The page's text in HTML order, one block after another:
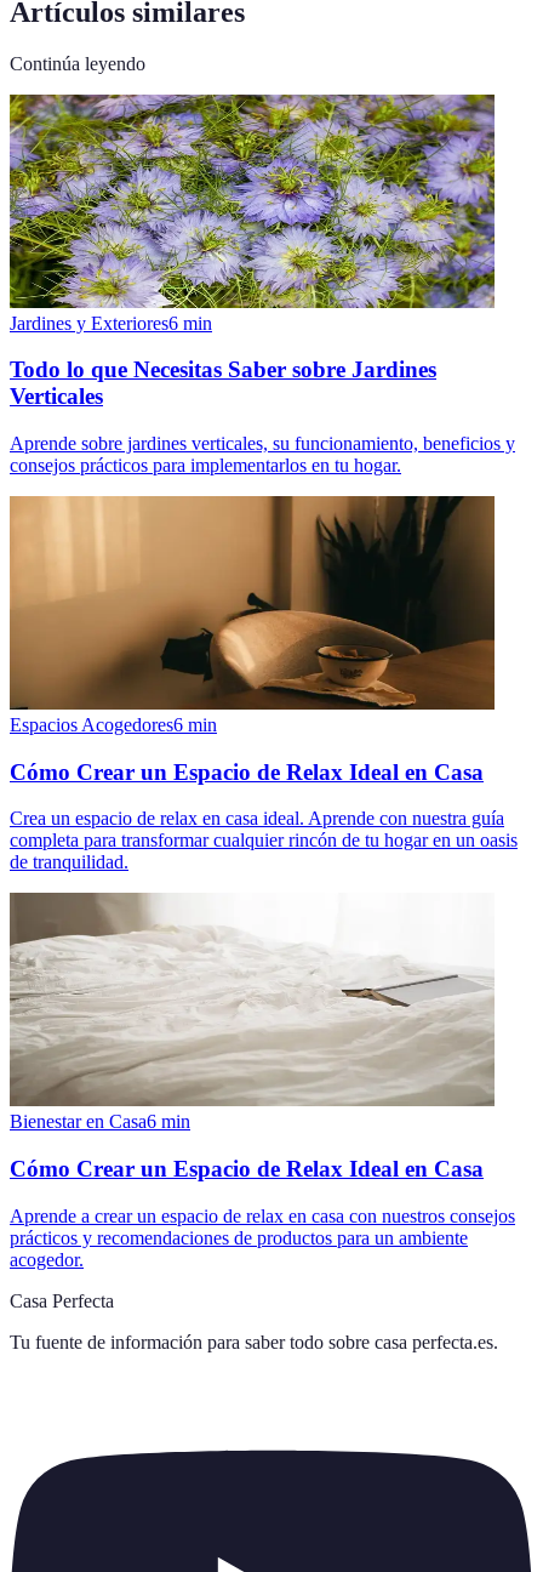
Artículos similares
Continúa leyendo
Jardines y Exteriores6 min
Todo lo que Necesitas Saber sobre Jardines
Verticales
Aprende sobre jardines verticales, su funcionamiento, beneficios y
consejos prácticos para implementarlos en tu hogar.
Espacios Acogedores6 min
Cómo Crear un Espacio de Relax Ideal en Casa
Crea un espacio de relax en casa ideal. Aprende con nuestra guía
completa para transformar cualquier rincón de tu hogar en un oasis
de tranquilidad.
Bienestar en Casa6 min
Cómo Crear un Espacio de Relax Ideal en Casa
Aprende a crear un espacio de relax en casa con nuestros consejos
prácticos y recomendaciones de productos para un ambiente
acogedor.
Casa Perfecta
Tu fuente de información para saber todo sobre casa perfecta.es.